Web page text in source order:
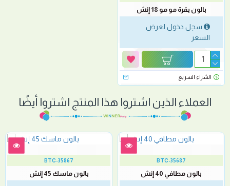
بالون بقرة مو مو 18 إنش
سجل دخول لعرض
السعر
الشراء السريع
العملاء الذين اشتروا هذا المنتج اشتروا أيضًا
BTC-35687
بالون مطافي 40 إنش
BTC-35867
بالون ماسك 45 إنش